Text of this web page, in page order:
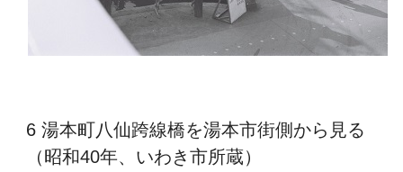
6 湯本町八仙跨線橋を湯本市街側から見る
（昭和40年、いわき市所蔵）